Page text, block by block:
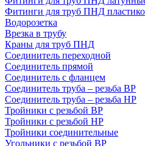
Фитинги для труб ПНД
Водорозетка
Врезка в трубу
Краны для труб ПНД
Соединитель переходной
Соединитель прямой
Соединитель с фланцем
Соединитель труба – резьба ВР
Соединитель труба – резьба НР
Тройники с резьбой ВР
Тройники с резьбой НР
Тройники соединительные
Угольники с резьбой ВР